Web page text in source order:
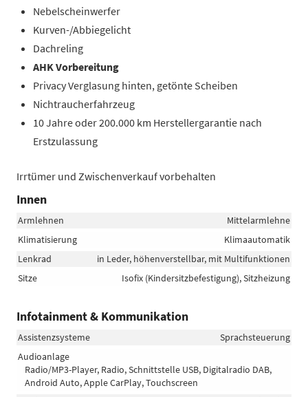
Nebelscheinwerfer
Kurven-/Abbiegelicht
Dachreling
AHK Vorbereitung
Privacy Verglasung hinten, getönte Scheiben
Nichtraucherfahrzeug
10 Jahre oder 200.000 km Herstellergarantie nach
Erstzulassung
Irrtümer und Zwischenverkauf vorbehalten
Innen
Armlehnen
Mittelarmlehne
Klimatisierung
Klimaautomatik
Lenkrad
in Leder, höhenverstellbar, mit Multifunktionen
Sitze
Isofix (Kindersitzbefestigung), Sitzheizung
Infotainment & Kommunikation
Assistenzsysteme
Sprachsteuerung
Audioanlage
Radio/MP3-Player, Radio, Schnittstelle USB, Digitalradio DAB,
Android Auto, Apple CarPlay, Touchscreen